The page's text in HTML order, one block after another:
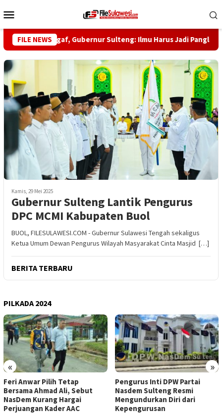
ke
Mobile
FILE NEWS
Habib Saggaf, Gubernur Sulteng: Ilmu Harus Jadi Panglima
Kamis, 29 Mei 2025
Gubernur Sulteng Lantik Pengurus
DPC MCMI Kabupaten Buol
BUOL, FILESULAWESI.COM - Gubernur Sulawesi Tengah sekaligus
Ketua Umum Dewan Pengurus Wilayah Masyarakat Cinta Masjid […]
BERITA TERBARU
PILKADA 2024
« »
Feri Anwar Pilih Tetap
Bersama Ahmad Ali, Sebut
NasDem Kurang Hargai
Perjuangan Kader AAC
Pengurus Inti DPW Partai
Nasdem Sulteng Resmi
Mengundurkan Diri dari
Kepengurusan